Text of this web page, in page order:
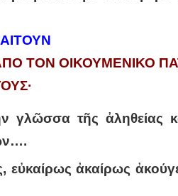
ΤΟΝ ΟΙΚΟΥΜΕΝΙΚΟ
γλῶσσα τῆς ἀληθείας
ἀκαίρως